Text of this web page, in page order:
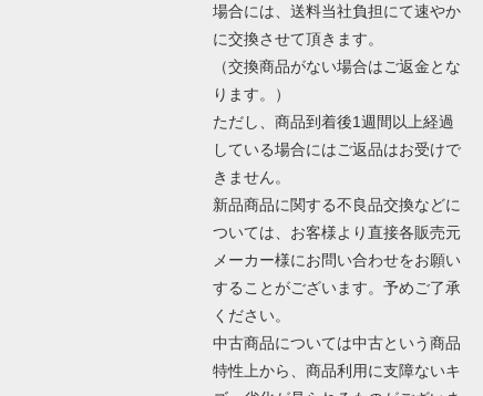
場合には、送料当社負担にて速やか
に交換させて頂きます。
（交換商品がない場合はご返金とな
ります。）
ただし、商品到着後1週間以上経過
している場合にはご返品はお受けで
きません。
新品商品に関する不良品交換などに
ついては、お客様より直接各販売元
メーカー様にお問い合わせをお願い
することがございます。予めご了承
ください。
中古商品については中古という商品
特性上から、商品利用に支障ないキ